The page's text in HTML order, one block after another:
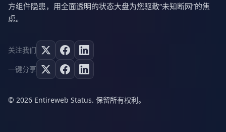
方组件隐患，用全面透明的状态大盘为您驱散“未知断网”的焦
虑。
关注我们
一键分享
© 2026 Entireweb Status. 保留所有权利。